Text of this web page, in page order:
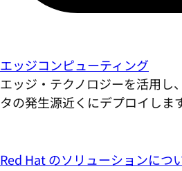
エッジコンピューティング
エッジ・テクノロジーを活用し
タの発生源近くにデプロイします
Red Hat のソリューションにつ